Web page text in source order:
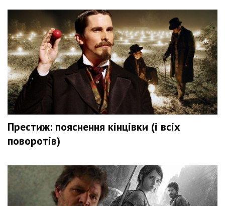
Престиж: пояснення кінцівки (і всіх
поворотів)